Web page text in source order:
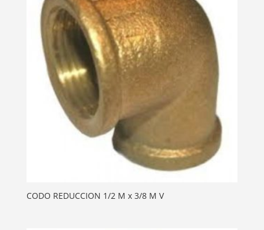
CODO REDUCCION 1/2 M x 3/8 M V